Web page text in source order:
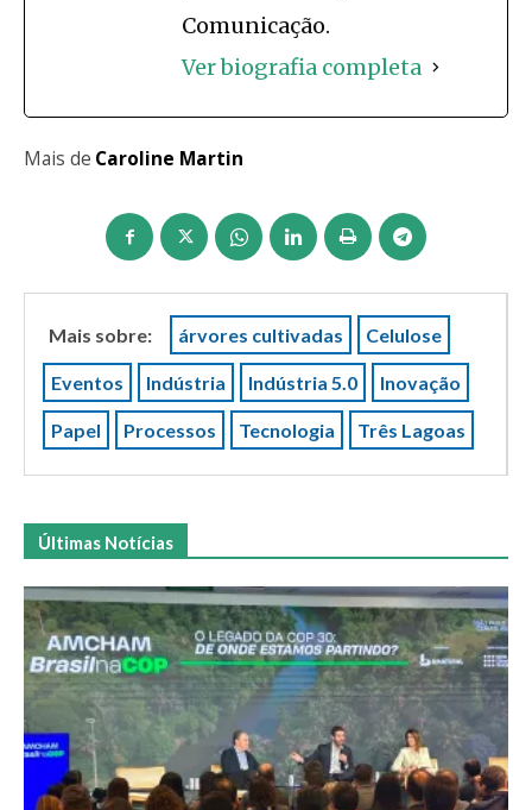
Comunicação.
Ver biografia completa
Mais de Caroline Martin
Mais sobre: árvores cultivadas Celulose
Eventos Indústria Indústria 5.0 Inovação
Papel Processos Tecnologia Três Lagoas
Últimas Notícias